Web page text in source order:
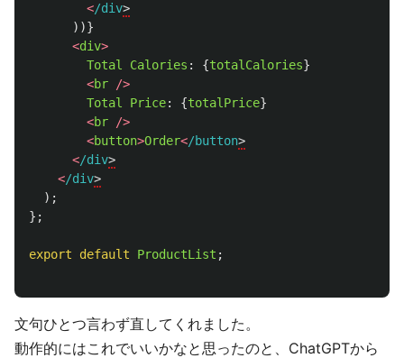
</div
))}
<div>
Total
Calories : {totalCalories}
<br
/>
Total
Price: {totalPrice}
<br
/>
<button>Order</button
</div
</div
);
};
export default ProductList ;
文句ひとつ言わず直してくれました。
動作的にはこれでいいかなと思ったのと、ChatGPTから